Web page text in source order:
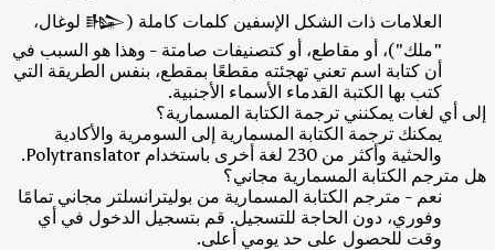
العلامات ذات الشكل الإسفين كلمات كاملة (𒈗 لوغال،
"ملك")، أو مقاطع، أو كتصنيفات صامتة - وهذا هو السبب في
أن كتابة اسم تعني تهجئته مقطعًا بمقطع، بنفس الطريقة التي
كتب بها الكتبة القدماء الأسماء الأجنبية.
إلى أي لغات يمكنني ترجمة الكتابة المسمارية؟
يمكنك ترجمة الكتابة المسمارية إلى السومرية والأكادية
والحثية وأكثر من 230 لغة أخرى باستخدام Polytranslator.
هل مترجم الكتابة المسمارية مجاني؟
نعم - مترجم الكتابة المسمارية من بوليترانسلتر مجاني تمامًا
وفوري، دون الحاجة للتسجيل. قم بتسجيل الدخول في أي
وقت للحصول على حد يومي أعلى.